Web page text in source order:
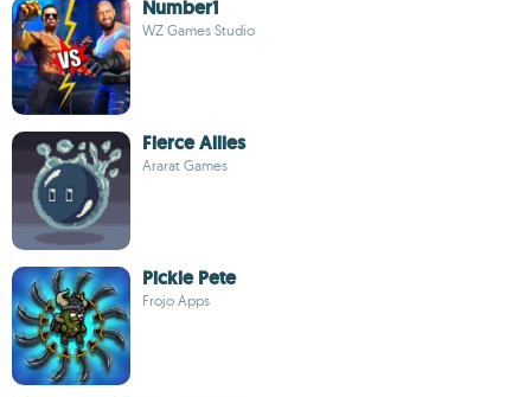
Number1
WZ Games Studio
Fierce Allies
Ararat Games
Pickle Pete
Frojo Apps